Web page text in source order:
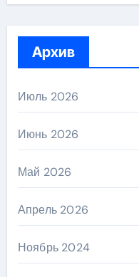
Архив
Июль 2026
Июнь 2026
Май 2026
Апрель 2026
Ноябрь 2024